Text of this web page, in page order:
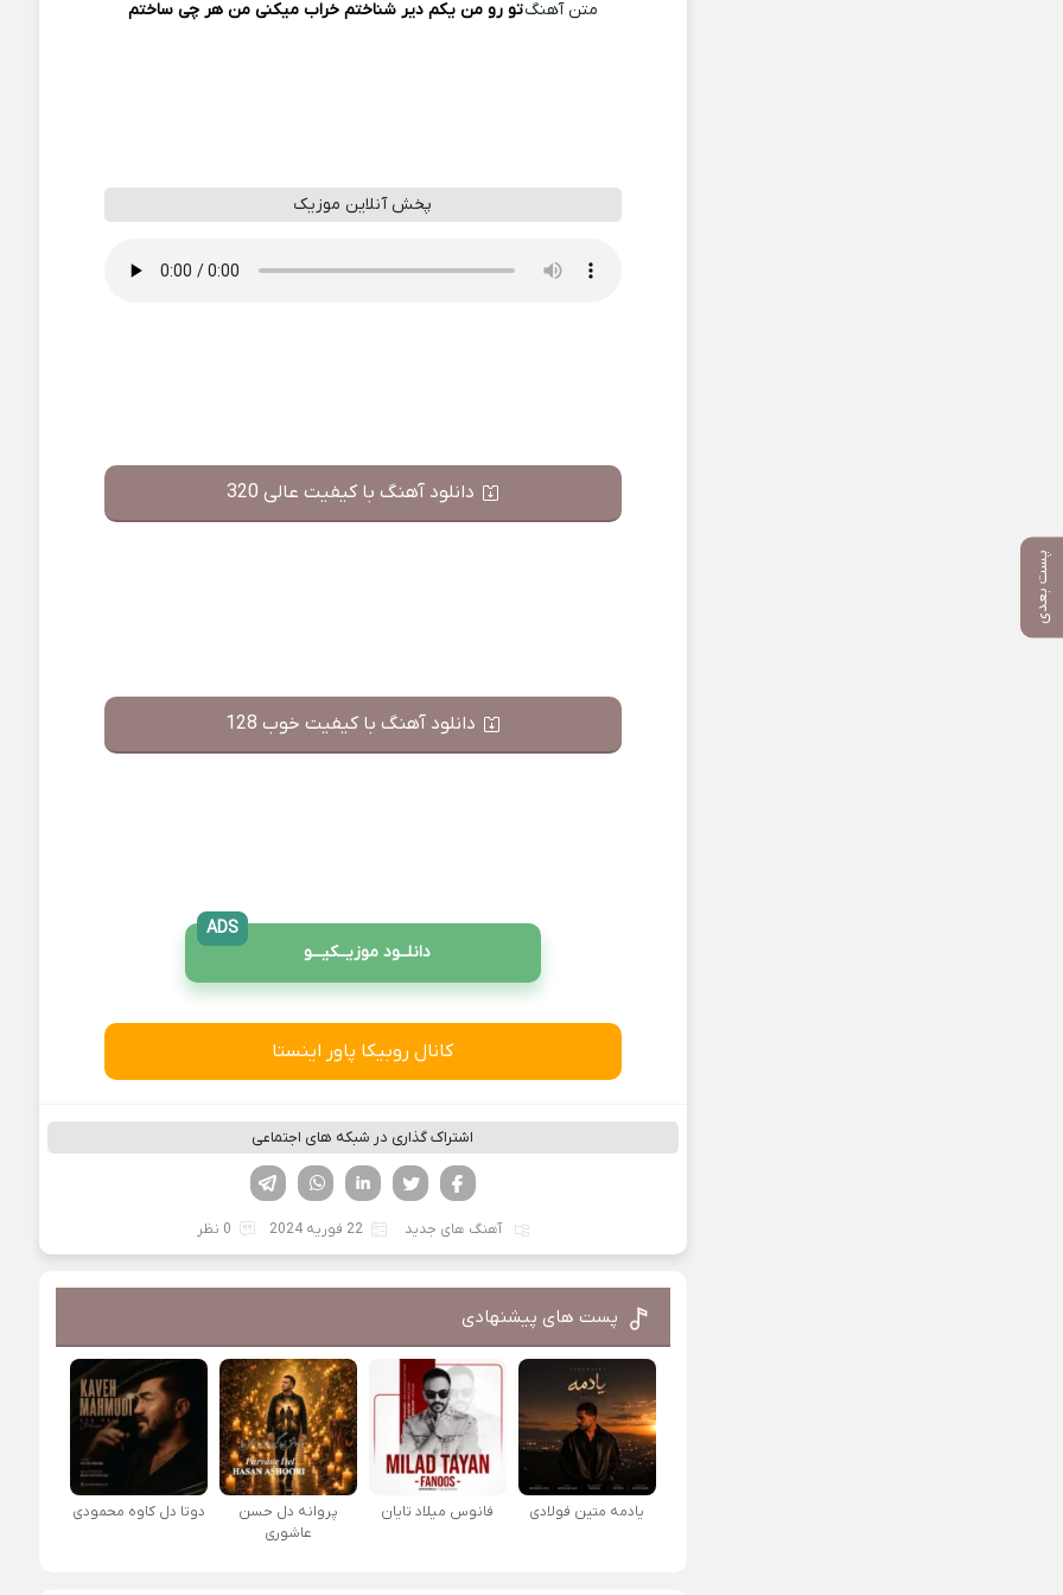
پست بعدی
متن آهنگتو رو من یکم دیر شناختم خراب میکنی من هر چی ساختم
پخش آنلاین موزیک
دانلود آهنگ با کیفیت عالی 320
دانلود آهنگ با کیفیت خوب 128
دانلــود موزیــکیـــو
ADS
کانال روبیکا پاور اینستا
اشتراک گذاری در شبکه های اجتماعی
لینکدین تویتر
فیسوک
آهنگ های جدید 22 فوریه 2024 0 نظر
پست های پیشنهادی
یادمه متین فولادی فانوس میلاد تایان
پروانه دل حسن
عاشوری
دوتا دل کاوه محمودی